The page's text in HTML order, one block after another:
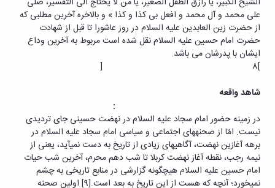
علی محمد و آل محمد و افعل بی کذا و کذا » و بالاخره آخرین مطلبی که
از حضرت زین العابدین علیه السلام در روز عاشورا تا قبل از شهادت
حضرت امام حسین علیه السلام نقل شده است مربوط به آخرین وداع
ایشان با پدرشان می باشد.
]8 [
شاهد واقعه
:
در زمینه حضور امام سجاد علیه السلام در نهضت حسینی جای تردیدی
نیست. امّا از صحنه‏های اجتماعی و سیاسی امام سجاد علیه السلام در
برهه آغازین نهضت، آگاهی‏های زیادی از تاریخ به دست نمی‏آید، یعنی از
نیمه رجب، نقطه آغاز نهضت کربلا تا شب دهم محرم، آخرین شب حیات
امام حسین علیه السلام هیچ‏گونه گزارشی در منابع تاریخی به چشم
نمی‏خورد؛ آنچه که هست از این تاریخ به بعد است.[9] اولین صحنه